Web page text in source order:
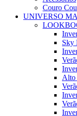
Couro
UNIVERSO
Sky
Alto